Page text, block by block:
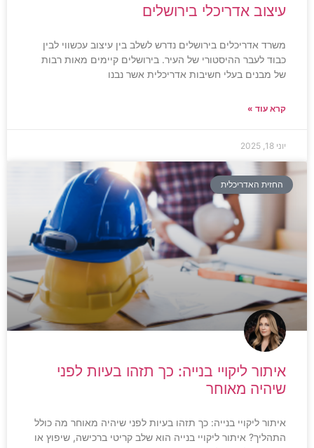
עיצוב אדריכלי בירושלים
משרד אדריכלים בירושלים נדרש לשלב בין עיצוב עכשווי לבין
כבוד לעבר ההיסטורי של העיר. בירושלים קיימים מאות רבות
של מבנים בעלי חשיבות אדריכלית אשר נבנו
קרא עוד »
יוני 18, 2025
החזית האדריכלית
איתור ליקויי בנייה: כך תזהו בעיות לפני
שיהיה מאוחר
איתור ליקויי בנייה: כך תזהו בעיות לפני שיהיה מאוחר מה כולל
התהליך? איתור ליקויי בנייה הוא שלב קריטי ברכישה, שיפוץ או